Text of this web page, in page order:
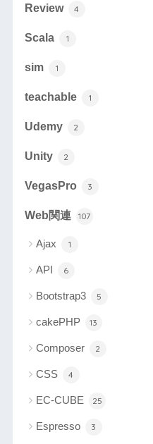
Review 4
Scala 1
sim 1
teachable 1
Udemy 2
Unity 2
VegasPro 3
Web関連 107
Ajax 1
API 6
Bootstrap3 5
cakePHP 13
Composer 2
CSS 4
EC-CUBE 25
Espresso 3